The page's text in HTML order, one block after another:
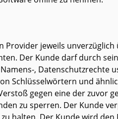
Provider jeweils
Der Kunde darf durch
, Datenschutzrechte
Schlüsselwörtern und
gegen eine der zuvor
zu sperren. Der Kunde